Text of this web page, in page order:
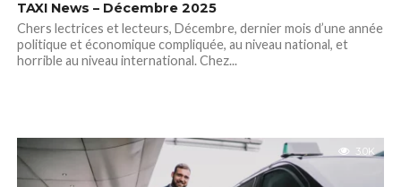
TAXI News – Décembre 2025
Chers lectrices et lecteurs, Décembre, dernier mois d’une année
politique et économique compliquée, au niveau national, et
horrible au niveau international. Chez...
3.0K